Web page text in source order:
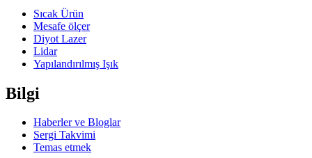
Sıcak Ürün
Mesafe ölçer
Diyot Lazer
Lidar
Yapılandırılmış Işık
Bilgi
Haberler ve Bloglar
Sergi Takvimi
Temas etmek